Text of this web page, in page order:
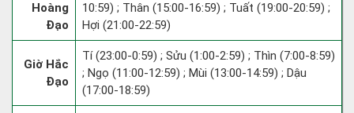
Hoàng
Đạo
10:59) ; Thân (15:00-16:59) ; Tuất (19:00-20:59) ;
Hợi (21:00-22:59)
Giờ Hắc
Đạo
Tí (23:00-0:59) ; Sửu (1:00-2:59) ; Thìn (7:00-8:59)
; Ngọ (11:00-12:59) ; Mùi (13:00-14:59) ; Dậu
(17:00-18:59)